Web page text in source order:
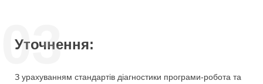
03
Уточнення:
З урахуванням стандартів діагностики програми-робота та